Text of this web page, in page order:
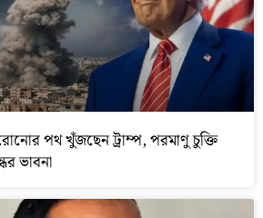
পথ খুঁজছেন ট্রাম্প, পরমাণু চুক্তি
ভাবনা